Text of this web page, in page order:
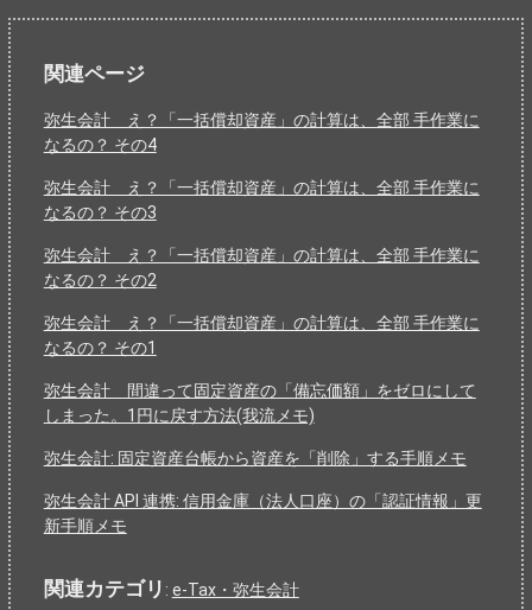
関連ページ
弥生会計 え？「一括償却資産」の計算は、全部 手作業に
なるの？ その4
弥生会計 え？「一括償却資産」の計算は、全部 手作業に
なるの？ その3
弥生会計 え？「一括償却資産」の計算は、全部 手作業に
なるの？ その2
弥生会計 え？「一括償却資産」の計算は、全部 手作業に
なるの？ その1
弥生会計 間違って固定資産の「備忘価額」をゼロにして
しまった。1円に戻す方法(我流メモ)
弥生会計: 固定資産台帳から資産を「削除」する手順メモ
弥生会計 API 連携: 信用金庫（法人口座）の「認証情報」更
新手順メモ
関連カテゴリ : e-Tax・弥生会計